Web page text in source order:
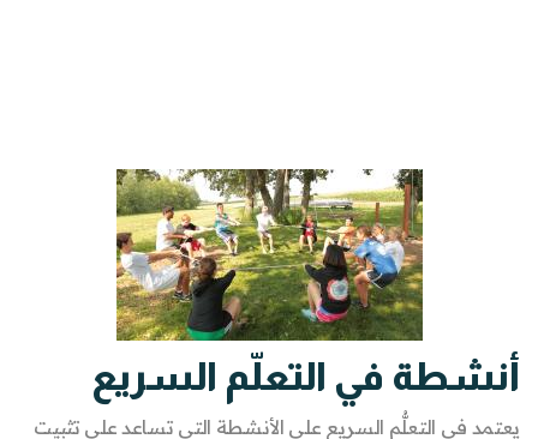
أنشطة في التعلّم السريع
يعتمد في التعلُّم السريع على الأنشطة التي تساعد على تثبيت